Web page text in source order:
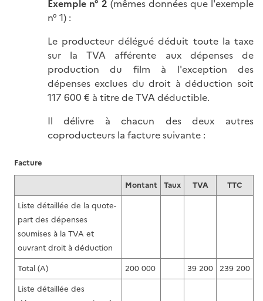
Exemple n° 2 (mêmes données que l'exemple
n° 1) :
Le producteur délégué déduit toute la taxe
sur la TVA afférente aux dépenses de
production du film à l'exception des
dépenses exclues du droit à déduction soit
117 600 € à titre de TVA déductible.
Il délivre à chacun des deux autres
coproducteurs la facture suivante :
Montant Taux TVA
TTC
Liste détaillée de la quote-
part des dépenses
soumises à la TVA et
ouvrant droit à déduction
Total (A)
200 000 39 200 239 200
Liste détaillée des
Facture